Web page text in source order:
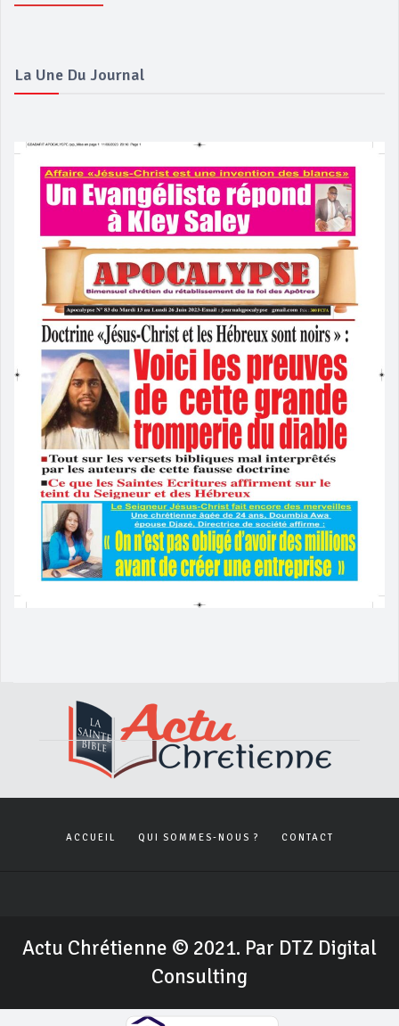
La Une Du Journal
ACCUEIL QUI SOMMES-NOUS ? CONTACT
Actu Chrétienne © 2021. Par DTZ Digital
Consulting